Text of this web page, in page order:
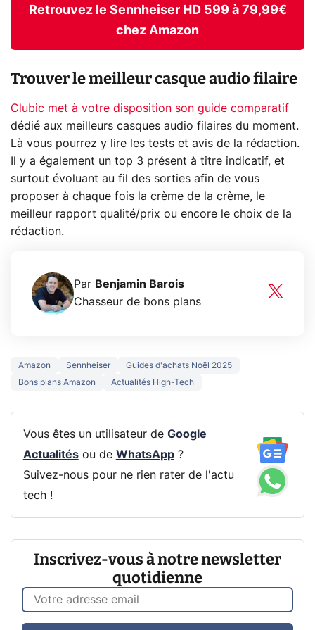
Retrouvez le Sennheiser HD 599 à 79,99€
chez Amazon
Trouver le meilleur casque audio filaire
Clubic met à votre disposition son guide comparatif
dédié aux meilleurs casques audio filaires du moment.
Là vous pourrez y lire les tests et avis de la rédaction.
Il y a également un top 3 présent à titre indicatif, et
surtout évoluant au fil des sorties afin de vous
proposer à chaque fois la crème de la crème, le
meilleur rapport qualité/prix ou encore le choix de la
rédaction.
Par Benjamin Barois
Chasseur de bons plans
Amazon Sennheiser
Guides d'achats Noël 2025
Bons plans Amazon
Actualités High-Tech
Vous êtes un utilisateur de Google
Actualitésou de WhatsApp?
Suivez-nous pour ne rien rater de l'actu
tech !
Inscrivez-vous à notre newsletter
quotidienne